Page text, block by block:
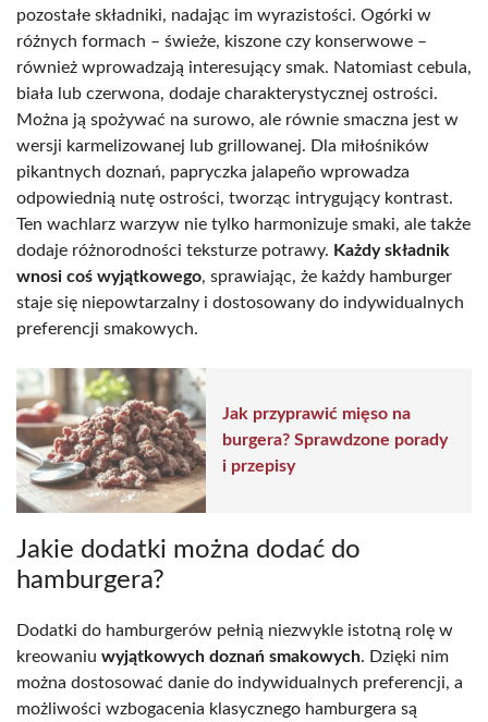
pozostałe składniki, nadając im wyrazistości. Ogórki w
różnych formach – świeże, kiszone czy konserwowe –
również wprowadzają interesujący smak. Natomiast cebula,
biała lub czerwona, dodaje charakterystycznej ostrości.
Można ją spożywać na surowo, ale równie smaczna jest w
wersji karmelizowanej lub grillowanej. Dla miłośników
pikantnych doznań, papryczka jalapeño wprowadza
odpowiednią nutę ostrości, tworząc intrygujący kontrast.
Ten wachlarz warzyw nie tylko harmonizuje smaki, ale także
dodaje różnorodności teksturze potrawy. Każdy składnik
wnosi coś wyjątkowego, sprawiając, że każdy hamburger
staje się niepowtarzalny i dostosowany do indywidualnych
preferencji smakowych.
Jak przyprawić mięso na
burgera? Sprawdzone porady
i przepisy
Jakie dodatki można dodać do
hamburgera?
Dodatki do hamburgerów pełnią niezwykle istotną rolę w
kreowaniu wyjątkowych doznań smakowych. Dzięki nim
można dostosować danie do indywidualnych preferencji, a
możliwości wzbogacenia klasycznego hamburgera są